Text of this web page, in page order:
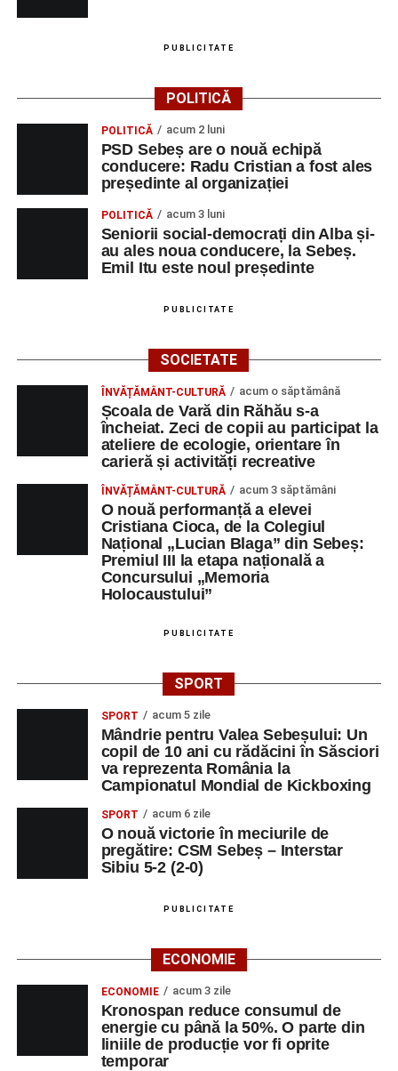
de premiere a șefilor de promoție și a elevilor cu
Ora 19:30 – Parcul Tineretului:
artistice susținute de Școala de Muzică „DoReMi”,
Cavalerii de Mühlbach și Trupa de Dansuri Săsești
Sebeș;
Ora 20:30 – Parcul Tineretului:proiecția filmului
de animație„Buffalo Kids”
Joi, 28 august
de premiere a medicilor și preoților retrași din
Ora 19:00 – Grădina Muzeului Municipal „Ioan
, susținut de
Remus Grama and The
Concert Band, alcătuit din membri ai Orchestrei
Filarmonicii de Stat Târgu Mureș.
Vineri, 29 august
Ora 11:00 – Aula Primăriei Sebeș: „Armonia
prieteniei”, întâlnire oficială cu reprezentanții
orașelor înfrățite;
Ora 19:00 – Grădina Muzeului Municipal:
care împlinesc 50 de ani de căsătorie, urmată de un
Cooperativa 9;
Orele 10:00–19:00 – Stadionul Pielarul:
Sebeșului la Fotbal Juniori, ediția I (Under 9 și
Under 11);
Orele 16:00–24:00 – Parcul Arini:parc de
distracții.
Sâmbătă, 30 august
Nexxt Band,Red Ravine
Sebeșului la Fotbal Juniori
Orele 16:00–24:00 – Parcul Arini:parc de
distracții.
PUBLICITATE
POLITICĂ
POLITICĂ acum 2 luni
PSD Sebeș are o nouă echipă
conducere: Radu Cristian a fost ales
președinte al organizației
POLITICĂ acum 3 luni
Seniorii social-democrați din Alba și-
au ales noua conducere, la Sebeș.
Emil Itu este noul președinte
PUBLICITATE
SOCIETATE
ÎNVĂȚĂMÂNT-CULTURĂ acum o săptămână
Școala de Vară din Răhău s-a
încheiat. Zeci de copii au participat la
ateliere de ecologie, orientare în
carieră și activități recreative
ÎNVĂȚĂMÂNT-CULTURĂ acum 3 săptămâni
O nouă performanță a elevei
Cristiana Cioca, de la Colegiul
Național „Lucian Blaga” din Sebeș:
Premiul III la etapa națională a
Concursului „Memoria
Holocaustului”
PUBLICITATE
SPORT
SPORT acum 5 zile
Mândrie pentru Valea Sebeșului: Un
copil de 10 ani cu rădăcini în Săsciori
va reprezenta România la
Campionatul Mondial de Kickboxing
SPORT acum 6 zile
O nouă victorie în meciurile de
pregătire: CSM Sebeș – Interstar
Sibiu 5-2 (2-0)
PUBLICITATE
ECONOMIE
ECONOMIE acum 3 zile
Kronospan reduce consumul de
energie cu până la 50%. O parte din
liniile de producție vor fi oprite
temporar